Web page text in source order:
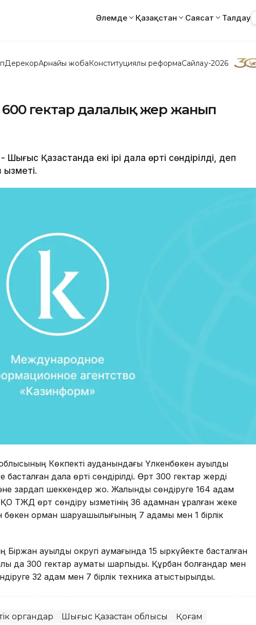
Әлемде Қазақстан Саясат Талдау
ДерекқорАрнайы жобаКонституциялық реформаСайлау-2026
600 гектар далалық жер жанып
Шығыс Қазақстанда екі ірі дала өрті сөндірілді, деп
Көкпекті ауданындағы Үлкенбөкен ауылдық
басталған дала өрті сөндірілді. Өрт 300 гектар жерді
зардап шеккендер жоқ. Жалынды сөндіруге 164 адам
ТЖД өрт сөндіру қызметінің 36 адамнан құралған жеке
бөкен орман шаруашылығының 7 адамы мен 1 бірлік
ауылдық округі аумағында 15 қыркүйекте басталған
да 300 гектар аумақты шарпыды. Құрбан болғандар мен
32 адам мен 7 бірлік техника қатыстырылды.
органдар Шығыс Қазақстан облысы Қоғам